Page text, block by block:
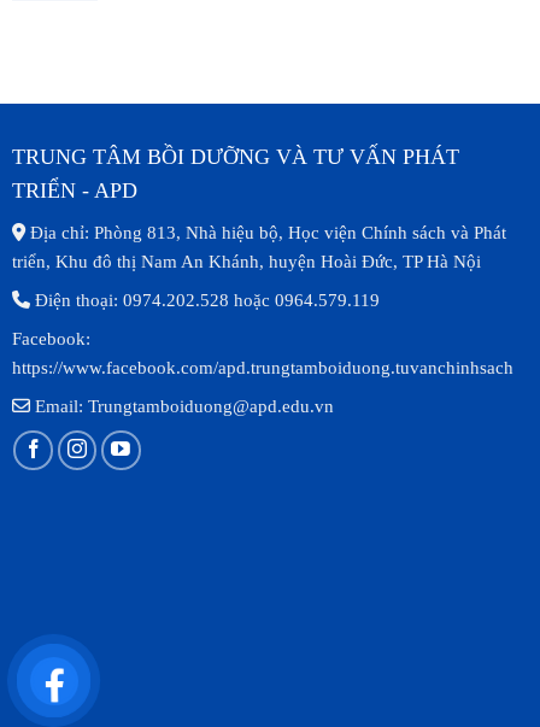
TRUNG TÂM BỒI DƯỠNG VÀ TƯ VẤN PHÁT
TRIỂN - APD
Địa chỉ: Phòng 813, Nhà hiệu bộ, Học viện Chính sách và Phát
triển, Khu đô thị Nam An Khánh, huyện Hoài Đức, TP Hà Nội
Điện thoại: 0974.202.528 hoặc 0964.579.119
Facebook:
https://www.facebook.com/apd.trungtamboiduong.tuvanchinhsach
Email: Trungtamboiduong@apd.edu.vn